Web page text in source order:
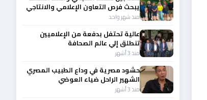
يبحث فرص التعاون الإعلامي والانتاجي
بين لبنان والأردن
منذ شهر واحد
عالية تحتفل بدفعة من الإعلاميين
تنطلق إلي عالم الصحافة
منذ 3 أشهر
حشود مصرية في وداع الطبيب المصري
الشهير الراحل ضياء العوضي
منذ 3 أشهر